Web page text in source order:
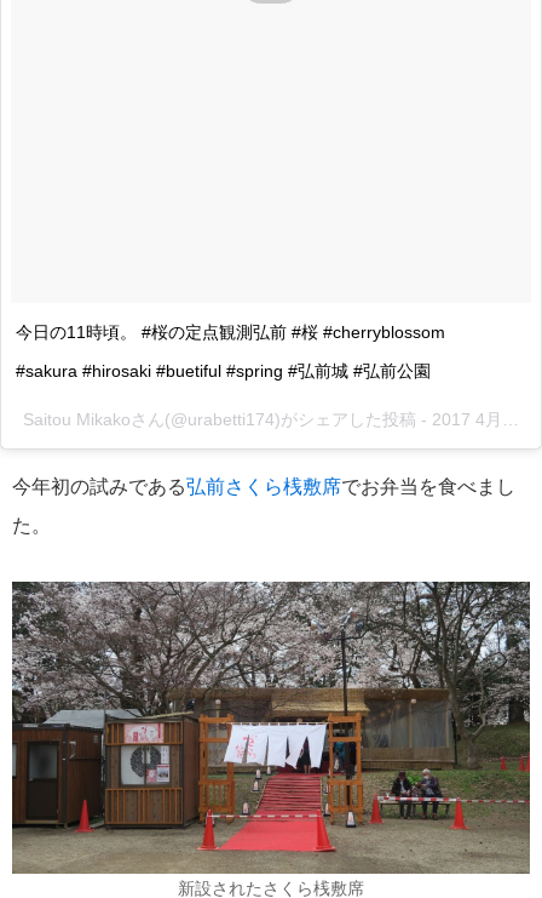
今日の11時頃。 #桜の定点観測弘前 #桜 #cherryblossom
#sakura #hirosaki #buetiful #spring #弘前城 #弘前公園
Saitou Mikakoさん(@urabetti174)がシェアした投稿 - 2017 4月 25 1:11午前 PDT
今年初の試みである弘前さくら桟敷席でお弁当を食べまし
た。
新設されたさくら桟敷席